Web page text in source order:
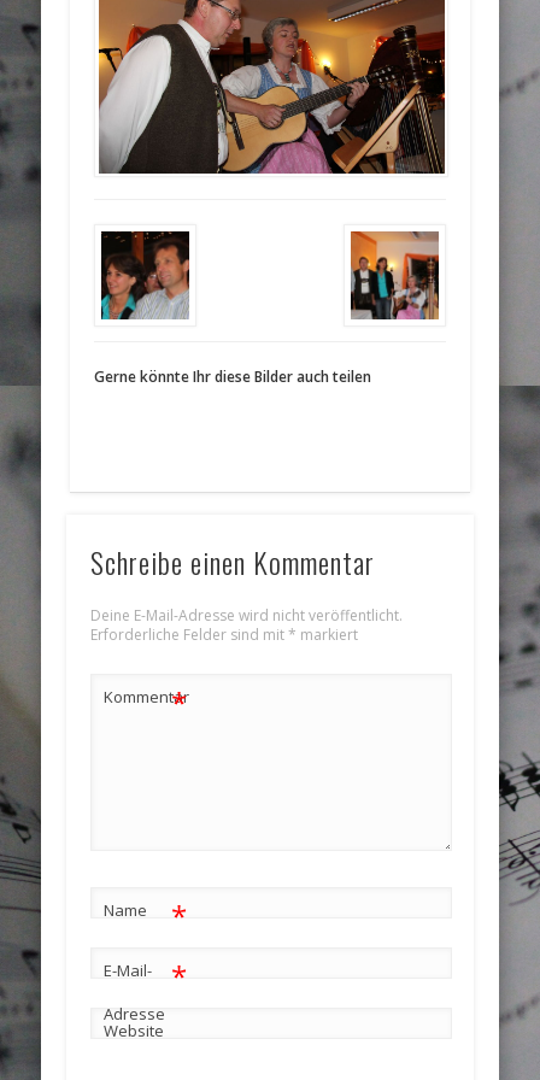
Gerne könnte Ihr diese Bilder auch teilen
Schreibe einen Kommentar
Deine E-Mail-Adresse wird nicht veröffentlicht.
Erforderliche Felder sind mit* markiert
Kommentar
*
Name *
E-Mail-
Adresse
*
Website